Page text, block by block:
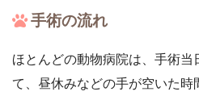
手術の流れ
ほとんどの動物病院は、手術当
て、昼休みなどの手が空いた